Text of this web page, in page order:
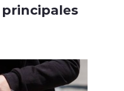
principales